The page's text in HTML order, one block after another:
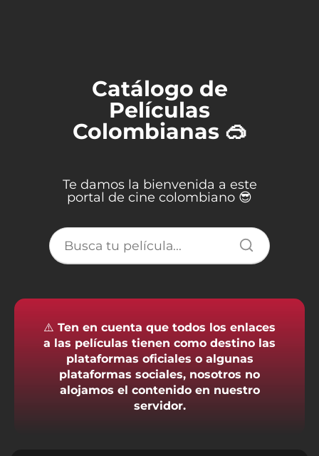
Catálogo de
Películas
Colombianas 🥽
Te damos la bienvenida a este
portal de cine colombiano 😎
⚠️ Ten en cuenta que todos los enlaces
a las películas tienen como destino las
plataformas oficiales o algunas
plataformas sociales, nosotros no
alojamos el contenido en nuestro
servidor.